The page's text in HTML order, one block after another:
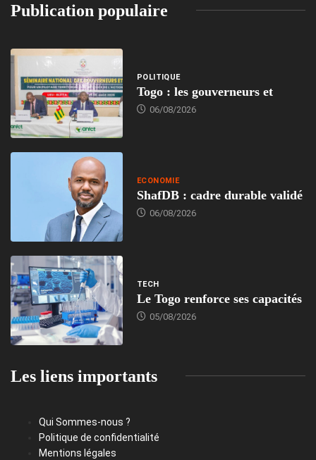
Publication populaire
POLITIQUE
Togo : les gouverneurs et
06/08/2026
ECONOMIE
ShafDB : cadre durable validé
06/08/2026
TECH
Le Togo renforce ses capacités
05/08/2026
Les liens importants
Qui Sommes-nous ?
Politique de confidentialité
Mentions légales